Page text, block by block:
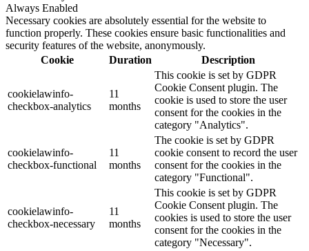
Always Enabled
Necessary cookies are absolutely essential for the website to
function properly. These cookies ensure basic functionalities and
security features of the website, anonymously.
Cookie
Duration Description
cookielawinfo-
checkbox-analytics
11
months
This cookie is set by GDPR
Cookie Consent plugin. The
cookie is used to store the user
consent for the cookies in the
category "Analytics".
cookielawinfo-
checkbox-functional
11
months
The cookie is set by GDPR
cookie consent to record the user
consent for the cookies in the
category "Functional".
cookielawinfo-
checkbox-necessary
11
months
This cookie is set by GDPR
Cookie Consent plugin. The
cookies is used to store the user
consent for the cookies in the
category "Necessary".